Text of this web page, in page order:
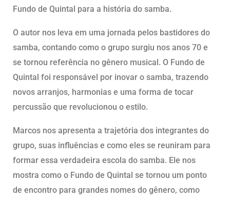
Fundo de Quintal para a história do samba.
O autor nos leva em uma jornada pelos bastidores do
samba, contando como o grupo surgiu nos anos 70 e
se tornou referência no gênero musical. O Fundo de
Quintal foi responsável por inovar o samba, trazendo
novos arranjos, harmonias e uma forma de tocar
percussão que revolucionou o estilo.
Marcos nos apresenta a trajetória dos integrantes do
grupo, suas influências e como eles se reuniram para
formar essa verdadeira escola do samba. Ele nos
mostra como o Fundo de Quintal se tornou um ponto
de encontro para grandes nomes do gênero, como